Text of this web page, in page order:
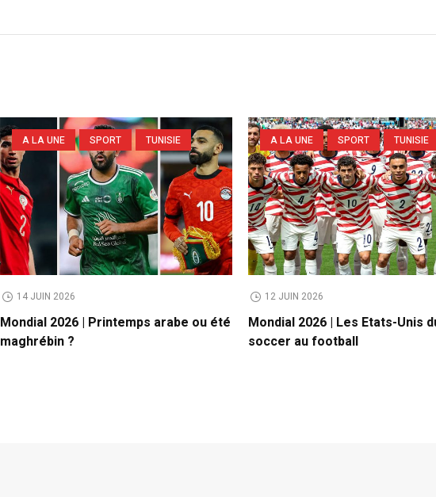
A LA UNE SPORT TUNISIE
14 JUIN 2026
Mondial 2026 | Printemps arabe ou été
maghrébin ?
A LA UNE SPORT TUNISIE
12 JUIN 2026
Mondial 2026 | Les Etats-Unis
soccer au football